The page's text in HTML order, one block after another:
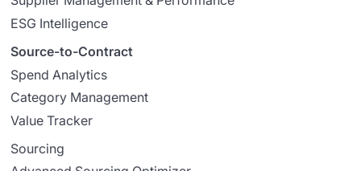
ESG Intelligence
Source-to-Contract
Spend Analytics
Category Management
Value Tracker
Sourcing